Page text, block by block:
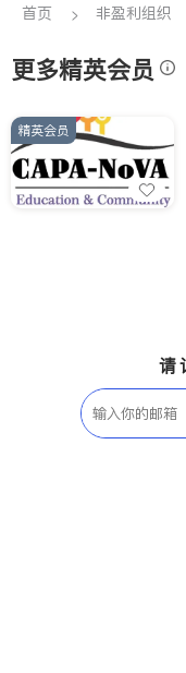
非盈利组织
首页 非盈利组织
更多精英会员
精英会员
请